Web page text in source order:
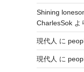
Shining
CharlesSokよ
現代人 に
現代人 に